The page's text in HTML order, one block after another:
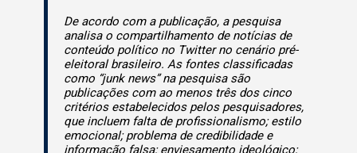
De acordo com a publicação, a pesquisa
analisa o compartilhamento de notícias de
conteúdo político no Twitter no cenário pré-
eleitoral brasileiro. As fontes classificadas
como “junk news” na pesquisa são
publicações com ao menos três dos cinco
critérios estabelecidos pelos pesquisadores,
que incluem falta de profissionalismo; estilo
emocional; problema de credibilidade e
informação falsa; enviesamento ideológico;